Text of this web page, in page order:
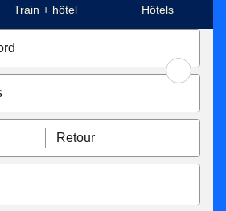
Train + hôtel Hôtels
Retour